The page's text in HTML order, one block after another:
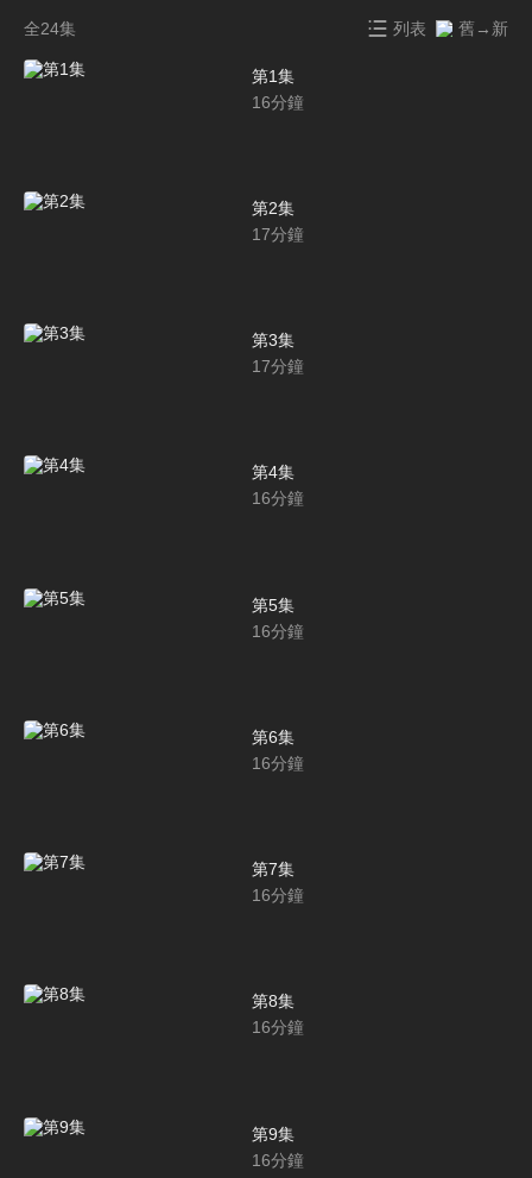
全24集 列表 舊→新
第1集
16分鐘
第2集
17分鐘
第3集
17分鐘
第4集
16分鐘
第5集
16分鐘
第6集
16分鐘
第7集
16分鐘
第8集
16分鐘
第9集
16分鐘